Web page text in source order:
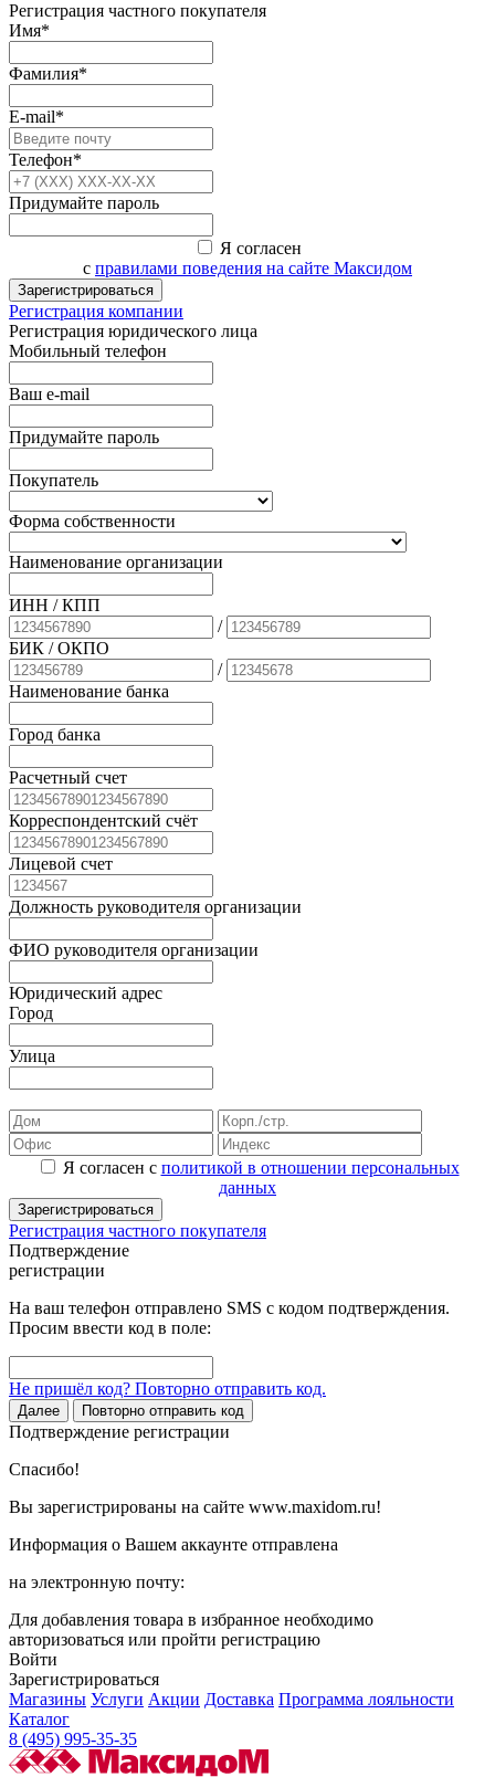
Регистрация частного покупателя
Имя*
Фамилия*
E-mail*
Телефон*
Придумайте пароль
Я согласен
с правилами поведения на сайте Максидом
Зарегистрироваться
Регистрация компании
Регистрация юридического лица
Мобильный телефон
Ваш e-mail
Придумайте пароль
Покупатель
Форма собственности
Наименование организации
ИНН / КПП
/
БИК / ОКПО
/
Наименование банка
Город банка
Расчетный счет
Корреспондентский счёт
Лицевой счет
Должность руководителя организации
ФИО руководителя организации
Юридический адрес
Город
Улица
Я согласен с политикой в отношении персональных
данных
Зарегистрироваться
Регистрация частного покупателя
Подтверждение
регистрации
На ваш телефон отправлено SMS с кодом подтверждения.
Просим ввести код в поле:
Не пришёл код? Повторно отправить код.
Далее Повторно отправить код
Подтверждение регистрации
Спасибо!
Вы зарегистрированы на сайте www.maxidom.ru!
Информация о Вашем аккаунте отправлена
на электронную почту:
Для добавления товара в избранное необходимо
авторизоваться или пройти регистрацию
Войти
Зарегистрироваться
Магазины Услуги Акции Доставка Программа лояльности
Каталог
8 (495) 995-35-35